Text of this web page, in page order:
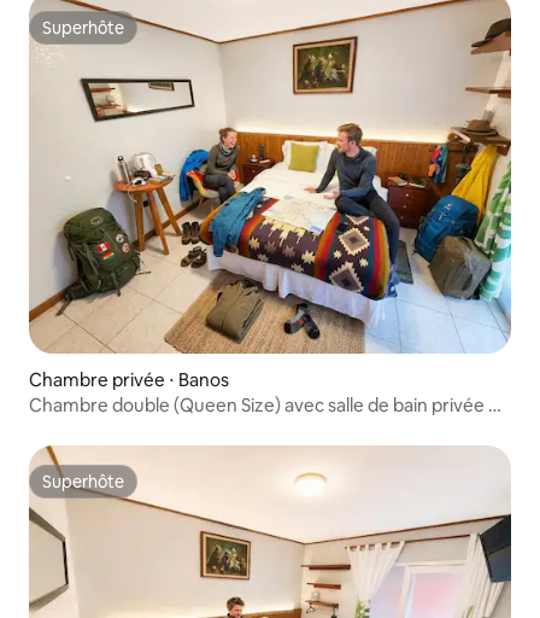
Superhôte
Superhôte
Chambre privée ⋅ Banos
Chambre double (Queen Size) avec salle de bain privée et
Superhôte
Superhôte